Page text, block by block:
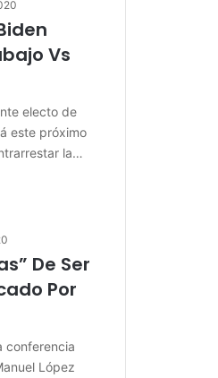
Vs
electo de
este próximo
la…
De Ser
Por
conferencia
López